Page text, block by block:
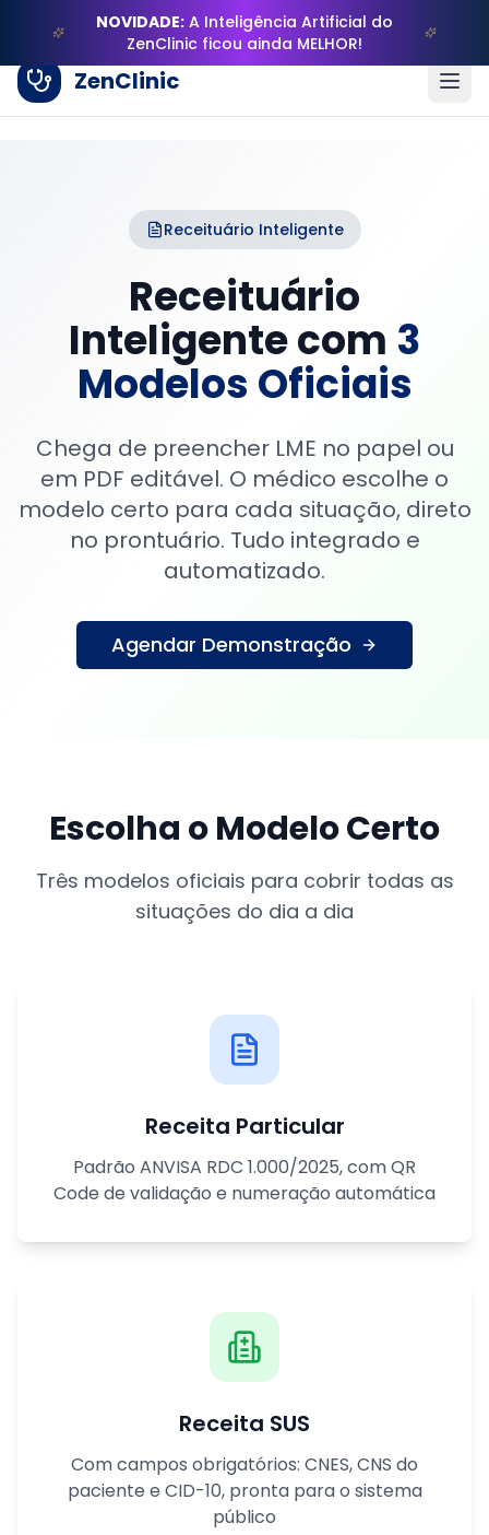
NOVIDADE: A Inteligência Artificial do
ZenClinic ficou ainda MELHOR!
ZenClinic
Receituário Inteligente
Receituário
Inteligente com 3
Modelos Oficiais
Chega de preencher LME no papel ou
em PDF editável. O médico escolhe o
modelo certo para cada situação, direto
no prontuário. Tudo integrado e
automatizado.
Agendar Demonstração
Escolha o Modelo Certo
Três modelos oficiais para cobrir todas as
situações do dia a dia
Receita Particular
Padrão ANVISA RDC 1.000/2025, com QR
Code de validação e numeração automática
Receita SUS
Com campos obrigatórios: CNES, CNS do
paciente e CID-10, pronta para o sistema
público